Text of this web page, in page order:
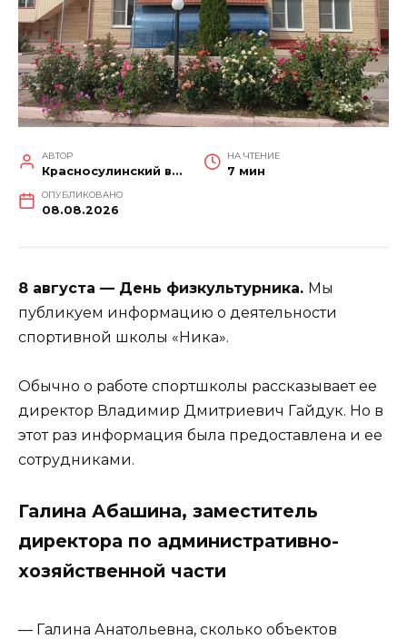
АВТОР
Красносулинский вестник
НА ЧТЕНИЕ
7 мин
ОПУБЛИКОВАНО
08.08.2026
8 августа — День физкультурника. Мы
публикуем информацию о деятельности
спортивной школы «Ника».
Обычно о работе спортшколы рассказывает ее
директор Владимир Дмитриевич Гайдук. Но в
этот раз информация была предоставлена и ее
сотрудниками.
Галина Абашина, заместитель
директора по административно-
хозяйственной части
— Галина Анатольевна, сколько объектов